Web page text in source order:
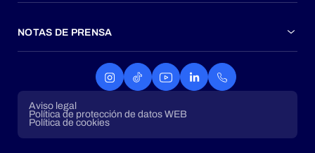
NOTAS DE PRENSA
Aviso legal
Política de protección de datos WEB
Política de cookies